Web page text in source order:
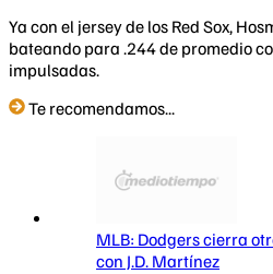
Ya con el jersey de los Red Sox,
bateando para .244 de promedio
impulsadas.
Te recomendamos...
MLB: Dodgers cierra
con J.D. Martínez